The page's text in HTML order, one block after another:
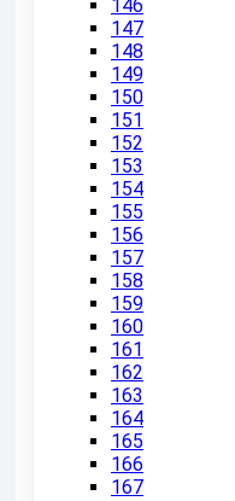
146
147
148
149
150
151
152
153
154
155
156
157
158
159
160
161
162
163
164
165
166
167